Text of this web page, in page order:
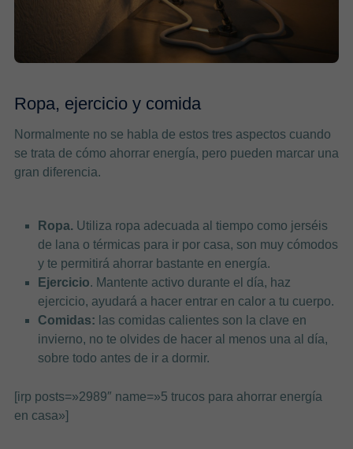
Ropa, ejercicio y comida
Normalmente no se habla de estos tres aspectos cuando
se trata de cómo ahorrar energía, pero pueden marcar una
gran diferencia.
Ropa. Utiliza ropa adecuada al tiempo como jerséis
de lana o térmicas para ir por casa, son muy cómodos
y te permitirá ahorrar bastante en energía.
Ejercicio. Mantente activo durante el día, haz
ejercicio, ayudará a hacer entrar en calor a tu cuerpo.
Comidas: las comidas calientes son la clave en
invierno, no te olvides de hacer al menos una al día,
sobre todo antes de ir a dormir.
[irp posts=»2989″ name=»5 trucos para ahorrar energía
en casa»]